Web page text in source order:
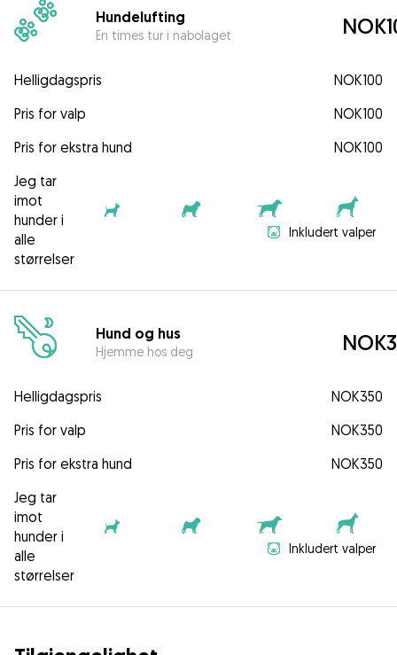
Hundelufting
En times tur i nabolaget
Helligdagspris
NOK100
Pris for valp
NOK100
Pris for ekstra hund
NOK100
Jeg tar
imot
hunder i
alle
størrelser
Inkludert valper
Hund og hus
Hjemme hos deg
Helligdagspris
NOK350
Pris for valp
NOK350
Pris for ekstra hund
NOK350
Jeg tar
imot
hunder i
alle
størrelser
Inkludert valper